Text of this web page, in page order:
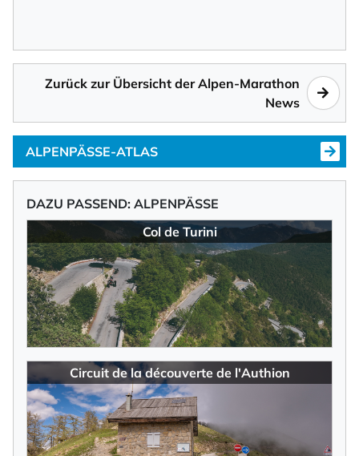
Zurück zur Übersicht der Alpen-Marathon
News
ALPENPÄSSE-ATLAS
DAZU PASSEND: ALPENPÄSSE
Col de Turini
Circuit de la découverte de l'Authion